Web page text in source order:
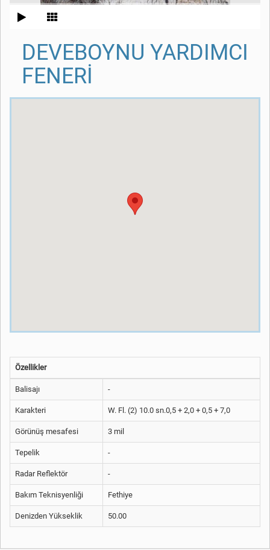
DEVEBOYNU YARDIMCI
FENERİ
Özellikler
Balisajı -
Karakteri W. Fl. (2) 10.0 sn.0,5 + 2,0 + 0,5 + 7,0
Görünüş mesafesi 3 mil
Tepelik -
Radar Reflektör -
Bakım Teknisyenliği Fethiye
Denizden Yükseklik 50.00